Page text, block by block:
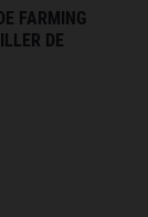
FARMING
DE